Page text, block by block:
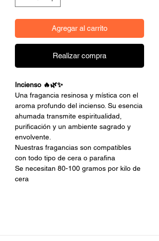
Agregar al carrito
Realizar compra
Incienso 🔥🌿✨
Una fragancia resinosa y mística con el
aroma profundo del incienso. Su esencia
ahumada transmite espiritualidad,
purificación y un ambiente sagrado y
envolvente.
Nuestras fragancias son compatibles
con todo tipo de cera o parafina
Se necesitan 80-100 gramos por kilo de
cera